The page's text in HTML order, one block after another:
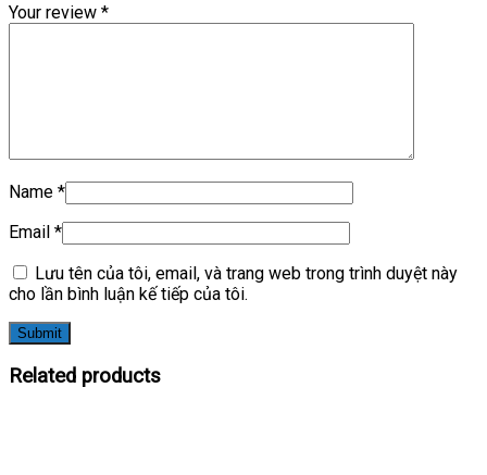
Your review *
Name *
Email *
Lưu tên của tôi, email, và trang web trong trình duyệt này
cho lần bình luận kế tiếp của tôi.
Related products